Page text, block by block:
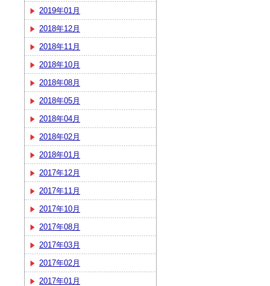
2019年01月
2018年12月
2018年11月
2018年10月
2018年08月
2018年05月
2018年04月
2018年02月
2018年01月
2017年12月
2017年11月
2017年10月
2017年08月
2017年03月
2017年02月
2017年01月